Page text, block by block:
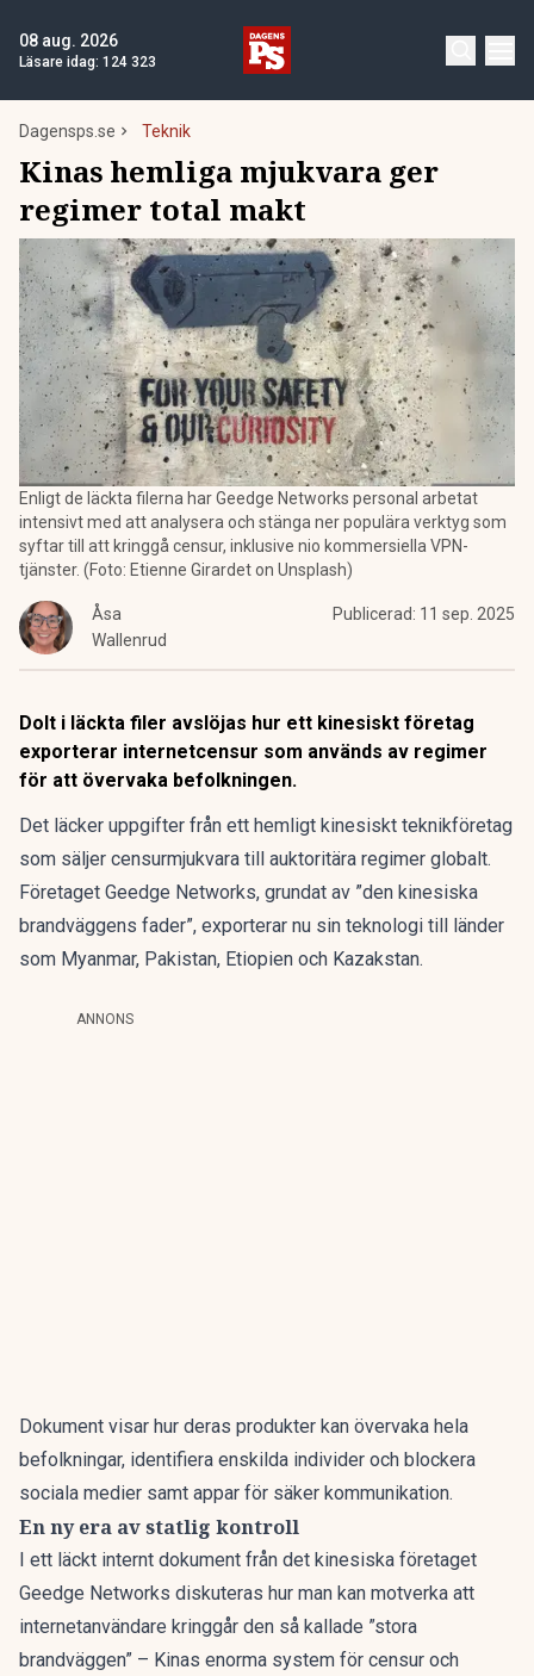
08 aug. 2026
Läsare idag: 124 323
Dagensps.se Teknik
Kinas hemliga mjukvara ger
regimer total makt
Enligt de läckta filerna har Geedge Networks personal arbetat
intensivt med att analysera och stänga ner populära verktyg som
syftar till att kringgå censur, inklusive nio kommersiella VPN-
tjänster. (Foto: Etienne Girardet on Unsplash)
Åsa
Wallenrud
Publicerad: 11 sep. 2025
Dolt i läckta filer avslöjas hur ett kinesiskt företag
exporterar internetcensur som används av regimer
för att övervaka befolkningen.
Det läcker uppgifter från ett hemligt kinesiskt teknikföretag
som säljer censurmjukvara till auktoritära regimer globalt.
Företaget Geedge Networks, grundat av ”den kinesiska
brandväggens fader”, exporterar nu sin teknologi till länder
som Myanmar, Pakistan, Etiopien och Kazakstan.
ANNONS
Dokument visar hur deras produkter kan övervaka hela
befolkningar, identifiera enskilda individer och blockera
sociala medier samt appar för säker kommunikation.
En ny era av statlig kontroll
I ett läckt internt dokument från det kinesiska företaget
Geedge Networks diskuteras hur man kan motverka att
internetanvändare kringgår den så kallade ”stora
brandväggen” – Kinas enorma system för censur och